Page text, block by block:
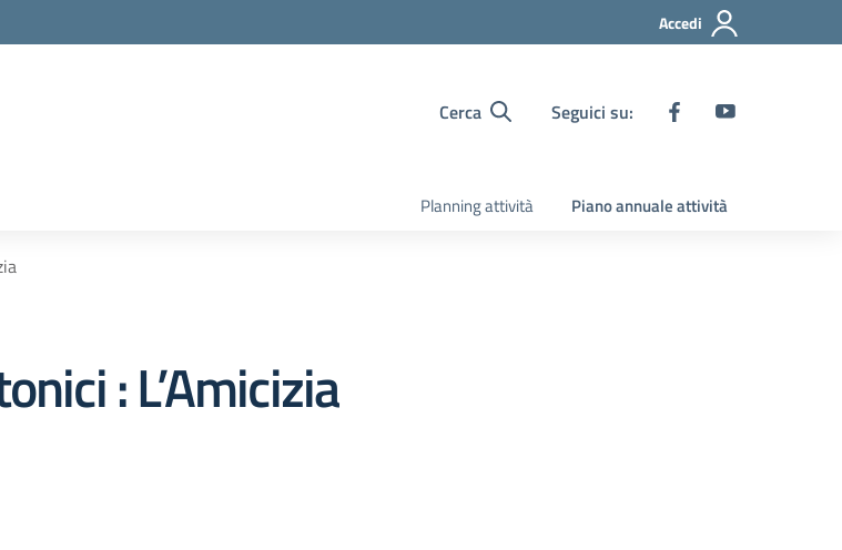
Accedi
Cerca Seguici su:
Planning attività Piano annuale attività
: L’Amicizia